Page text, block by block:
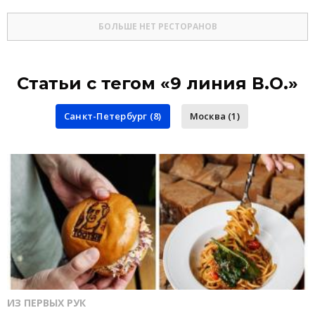
БОЛЬШЕ НЕТ РЕСТОРАНОВ
Статьи с тегом «9 линия В.О.»
Санкт-Петербург (8) Москва (1)
ИЗ ПЕРВЫХ РУК